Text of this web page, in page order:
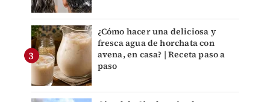
¿Cómo hacer una deliciosa y
fresca agua de horchata con
avena, en casa? | Receta paso a
paso